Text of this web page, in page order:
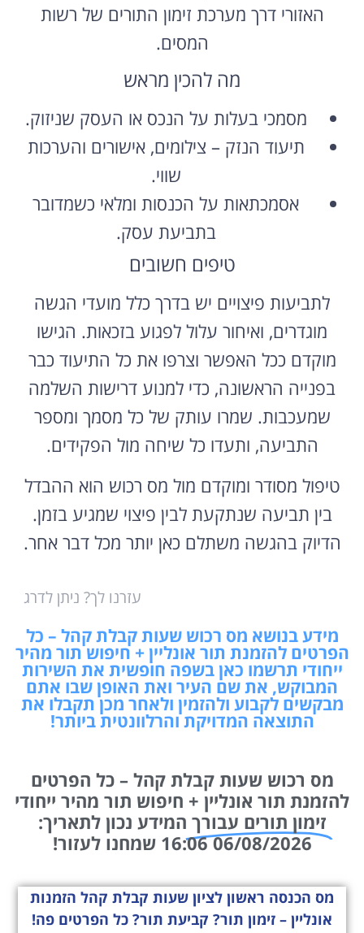
האזורי דרך מערכת זימון התורים של רשות
המסים.
מה להכין מראש
מסמכי בעלות על הנכס או העסק שניזוק.
תיעוד הנזק – צילומים, אישורים והערכות
שווי.
אסמכתאות על הכנסות ומלאי כשמדובר
בתביעת עסק.
טיפים חשובים
לתביעות פיצויים יש בדרך כלל מועדי הגשה
מוגדרים, ואיחור עלול לפגוע בזכאות. הגישו
מוקדם ככל האפשר וצרפו את כל התיעוד כבר
בפנייה הראשונה, כדי למנוע דרישות השלמה
שמעכבות. שמרו עותק של כל מסמך ומספר
התביעה, ותעדו כל שיחה מול הפקידים.
טיפול מסודר ומוקדם מול מס רכוש הוא ההבדל
בין תביעה שנתקעת לבין פיצוי שמגיע בזמן.
הדיוק בהגשה משתלם כאן יותר מכל דבר אחר.
עזרנו לך? ניתן לדרג
מידע בנושא מס רכוש שעות קבלת קהל – כל
הפרטים להזמנת תור אונליין + חיפוש תור מהיר
ייחודי תרשמו כאן בשפה חופשית את השירות
המבוקש, את שם העיר ואת האופן שבו אתם
מבקשים לקבוע ולהזמין ולאחר מכן תקבלו את
התוצאה המדויקת והרלוונטית ביותר!
מס רכוש שעות קבלת קהל – כל הפרטים
להזמנת תור אונליין + חיפוש תור מהיר ייחודי
זימון תורים עבורך המידע נכון לתאריך:
06/08/2026 16:06 שמחנו לעזור!
מס הכנסה ראשון לציון שעות קבלת קהל הזמנות
אונליין – זימון תור? קביעת תור? כל הפרטים פה!